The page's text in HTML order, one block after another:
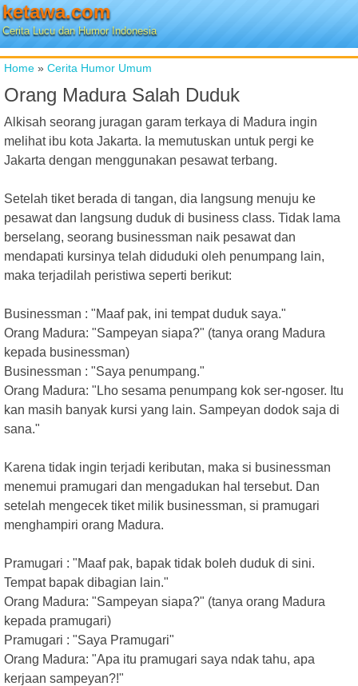
ketawa.com
Cerita Lucu dan Humor Indonesia
Home » Cerita Humor Umum
Orang Madura Salah Duduk
Alkisah seorang juragan garam terkaya di Madura ingin
melihat ibu kota Jakarta. Ia memutuskan untuk pergi ke
Jakarta dengan menggunakan pesawat terbang.
Setelah tiket berada di tangan, dia langsung menuju ke
pesawat dan langsung duduk di business class. Tidak lama
berselang, seorang businessman naik pesawat dan
mendapati kursinya telah diduduki oleh penumpang lain,
maka terjadilah peristiwa seperti berikut:
Businessman : "Maaf pak, ini tempat duduk saya."
Orang Madura: "Sampeyan siapa?" (tanya orang Madura
kepada businessman)
Businessman : "Saya penumpang."
Orang Madura: "Lho sesama penumpang kok ser-ngoser. Itu
kan masih banyak kursi yang lain. Sampeyan dodok saja di
sana."
Karena tidak ingin terjadi keributan, maka si businessman
menemui pramugari dan mengadukan hal tersebut. Dan
setelah mengecek tiket milik businessman, si pramugari
menghampiri orang Madura.
Pramugari : "Maaf pak, bapak tidak boleh duduk di sini.
Tempat bapak dibagian lain."
Orang Madura: "Sampeyan siapa?" (tanya orang Madura
kepada pramugari)
Pramugari : "Saya Pramugari"
Orang Madura: "Apa itu pramugari saya ndak tahu, apa
kerjaan sampeyan?!"